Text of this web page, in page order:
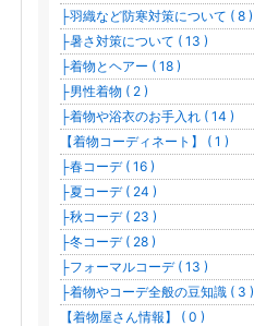
├羽織など防寒対策について ( 8 )
├暑さ対策について ( 13 )
├着物とヘアー ( 18 )
├男性着物 ( 2 )
├着物や浴衣のお手入れ ( 14 )
【着物コーディネート】 ( 1 )
├春コーデ ( 16 )
├夏コーデ ( 24 )
├秋コーデ ( 23 )
├冬コーデ ( 28 )
├フォーマルコーデ ( 13 )
├着物やコーデ全般の豆知識 ( 3 )
【着物屋さん情報】 ( 0 )